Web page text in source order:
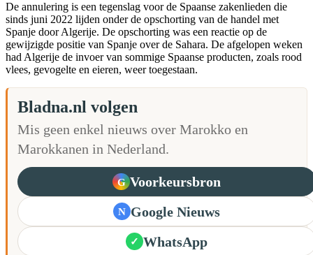
De annulering is een tegenslag voor de Spaanse zakenlieden die
sinds juni 2022 lijden onder de opschorting van de handel met
Spanje door Algerije. De opschorting was een reactie op de
gewijzigde positie van Spanje over de Sahara. De afgelopen weken
had Algerije de invoer van sommige Spaanse producten, zoals rood
vlees, gevogelte en eieren, weer toegestaan.
Bladna.nl volgen
Mis geen enkel nieuws over Marokko en
Marokkanen in Nederland.
G Voorkeursbron
N Google Nieuws
✓ WhatsApp